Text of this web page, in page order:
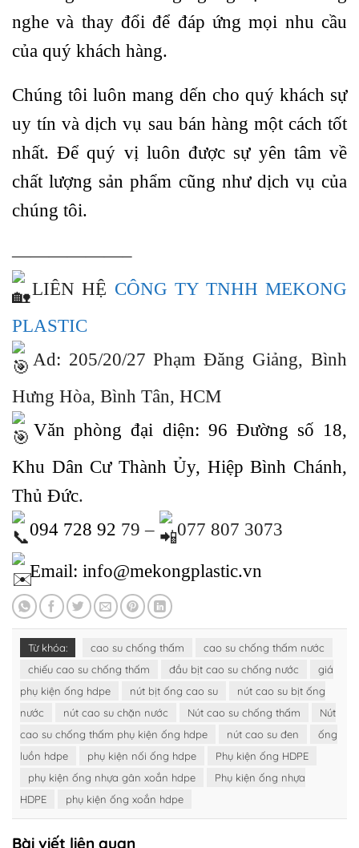
nghe và thay đổi để đáp ứng mọi nhu cầu
của quý khách hàng.
Chúng tôi luôn mang dến cho quý khách sự
uy tín và dịch vụ sau bán hàng một cách tốt
nhất. Để quý vị luôn được sự yên tâm về
chất lượng sản phẩm cũng như dịch vụ của
chúng tôi.
——————–
LIÊN HỆ CÔNG TY TNHH MEKONG
PLASTIC
Ad: 205/20/27 Phạm Đăng Giảng, Bình
Hưng Hòa, Bình Tân, HCM
Văn phòng đại diện: 96 Đường số 18,
Khu Dân Cư Thành Ủy, Hiệp Bình Chánh,
Thủ Đức.
094 728 92 79 – 077 807 3073
Email: info@mekongplastic.vn
Từ khóa: cao su chống thấm
cao su chống thấm nước
chiếu cao su chống thấm
đầu bịt cao su chống nước
giá
phụ kiện ống hdpe
nút bịt ống cao su
nút cao su bịt ống
nước
nút cao su chặn nước Nút cao su chống thấm
Nút
cao su chống thấm phụ kiện ống hdpe
nút cao su đen
ống
luồn hdpe
phụ kiện nối ống hdpe
Phụ kiện ống HDPE
phụ kiện ống nhựa gân xoắn hdpe
Phụ kiện ống nhựa
HDPE
phụ kiện ống xoắn hdpe
Bài viết liên quan